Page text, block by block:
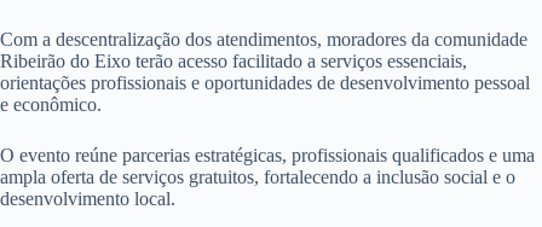
Com a descentralização dos atendimentos, moradores da comunidade
Ribeirão do Eixo terão acesso facilitado a serviços essenciais,
orientações profissionais e oportunidades de desenvolvimento pessoal
e econômico.
O evento reúne parcerias estratégicas, profissionais qualificados e uma
ampla oferta de serviços gratuitos, fortalecendo a inclusão social e o
desenvolvimento local.